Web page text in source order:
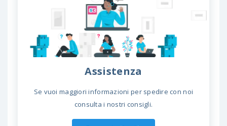
Assistenza
Se vuoi maggiori informazioni per spedire con noi
consulta i nostri consigli.